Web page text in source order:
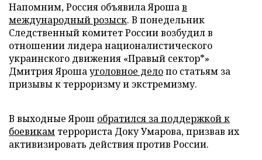
Напомним, Россия объявила Ярошав
международный розыск. В понедельник
Следственный комитет России возбудил в
отношении лидера националистического
украинского движения «Правый сектор*»
Дмитрия Ярошауголовное делопо статьям за
призывы к терроризму и экстремизму.
В выходные Ярош обратился за поддержкой к
боевикам террориста Доку Умарова, призвав их
активизировать действия против России.